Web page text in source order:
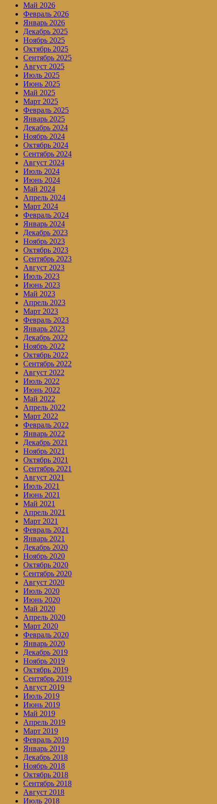
Май 2026
Февраль 2026
Январь 2026
Декабрь 2025
Ноябрь 2025
Октябрь 2025
Сентябрь 2025
Август 2025
Июль 2025
Июнь 2025
Май 2025
Март 2025
Февраль 2025
Январь 2025
Декабрь 2024
Ноябрь 2024
Октябрь 2024
Сентябрь 2024
Август 2024
Июль 2024
Июнь 2024
Май 2024
Апрель 2024
Март 2024
Февраль 2024
Январь 2024
Декабрь 2023
Ноябрь 2023
Октябрь 2023
Сентябрь 2023
Август 2023
Июль 2023
Июнь 2023
Май 2023
Апрель 2023
Март 2023
Февраль 2023
Январь 2023
Декабрь 2022
Ноябрь 2022
Октябрь 2022
Сентябрь 2022
Август 2022
Июль 2022
Июнь 2022
Май 2022
Апрель 2022
Март 2022
Февраль 2022
Январь 2022
Декабрь 2021
Ноябрь 2021
Октябрь 2021
Сентябрь 2021
Август 2021
Июль 2021
Июнь 2021
Май 2021
Апрель 2021
Март 2021
Февраль 2021
Январь 2021
Декабрь 2020
Ноябрь 2020
Октябрь 2020
Сентябрь 2020
Август 2020
Июль 2020
Июнь 2020
Май 2020
Апрель 2020
Март 2020
Февраль 2020
Январь 2020
Декабрь 2019
Ноябрь 2019
Октябрь 2019
Сентябрь 2019
Август 2019
Июль 2019
Июнь 2019
Май 2019
Апрель 2019
Март 2019
Февраль 2019
Январь 2019
Декабрь 2018
Ноябрь 2018
Октябрь 2018
Сентябрь 2018
Август 2018
Июль 2018